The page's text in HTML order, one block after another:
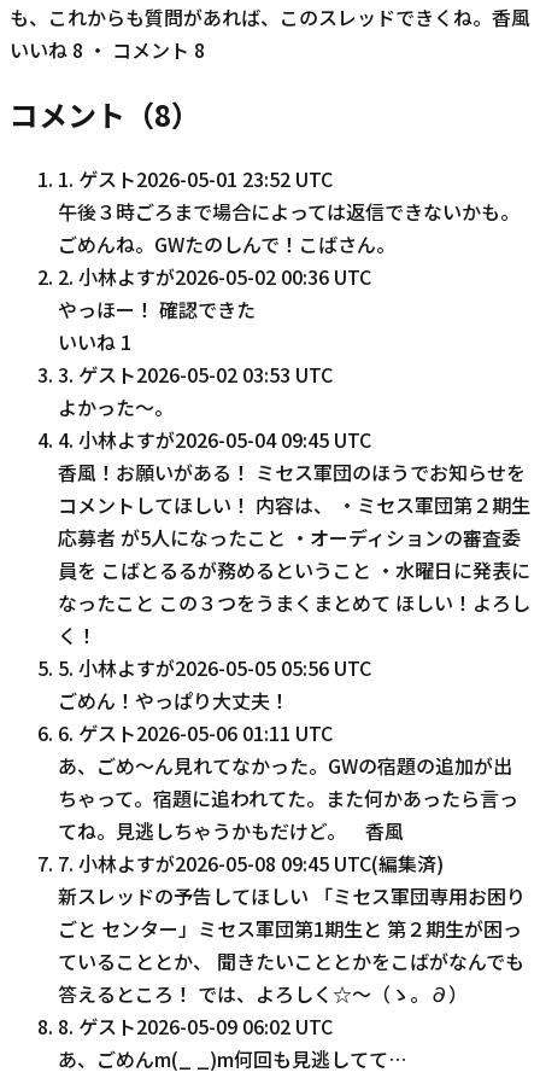
も、これからも質問があれば、このスレッドできくね。香風
いいね 8 ・ コメント 8
コメント（8）
1. ゲスト2026-05-01 23:52 UTC
午後３時ごろまで場合によっては返信できないかも。
ごめんね。GWたのしんで！こばさん。
2. 小林よすが2026-05-02 00:36 UTC
やっほー！ 確認できた
いいね 1
3. ゲスト2026-05-02 03:53 UTC
よかった～。
4. 小林よすが2026-05-04 09:45 UTC
香風！お願いがある！ ミセス軍団のほうでお知らせを
コメントしてほしい！ 内容は、 ・ミセス軍団第２期生
応募者 が5人になったこと ・オーディションの審査委
員を こばとるるが務めるということ ・水曜日に発表に
なったこと この３つをうまくまとめて ほしい！よろし
く！
5. 小林よすが2026-05-05 05:56 UTC
ごめん！やっぱり大丈夫！
6. ゲスト2026-05-06 01:11 UTC
あ、ごめ～ん見れてなかった。GWの宿題の追加が出
ちゃって。宿題に追われてた。また何かあったら言っ
てね。見逃しちゃうかもだけど。 香風
7. 小林よすが2026-05-08 09:45 UTC(編集済)
新スレッドの予告してほしい 「ミセス軍団専用お困り
ごと センター」ミセス軍団第1期生と 第２期生が困っ
ていることとか、 聞きたいこととかをこばがなんでも
答えるところ！ では、よろしく☆〜（ゝ。∂）
8. ゲスト2026-05-09 06:02 UTC
あ、ごめんm(_ _)m何回も見逃してて…